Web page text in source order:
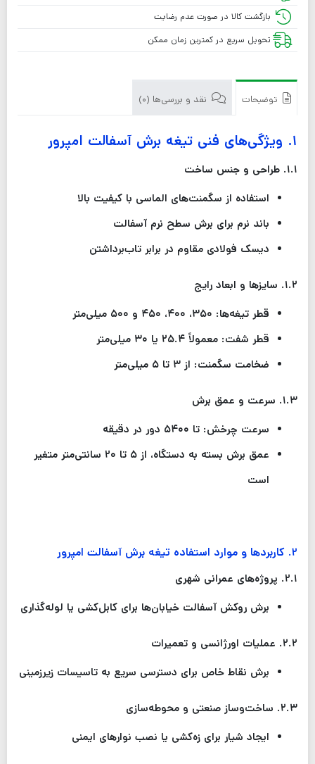
بازگشت کالا در صورت عدم رضایت
تحویل سریع در کمترین زمان ممکن
توضیحات نقد و بررسی‌ها (0)
۱. ویژگی‌های فنی تیغه برش آسفالت امپرور
۱.۱. طراحی و جنس ساخت
استفاده از سگمنت‌های الماسی با کیفیت بالا
باند نرم برای برش سطح نرم آسفالت
دیسک فولادی مقاوم در برابر تاب‌برداشتن
۱.۲. سایزها و ابعاد رایج
قطر تیغه‌ها: ۳۵۰، ۴۰۰، ۴۵۰ و ۵۰۰ میلی‌متر
قطر شفت: معمولاً ۲۵.۴ یا ۳۰ میلی‌متر
ضخامت سگمنت: از ۳ تا ۵ میلی‌متر
۱.۳. سرعت و عمق برش
سرعت چرخش: تا ۵۴۰۰ دور در دقیقه
عمق برش بسته به دستگاه، از ۵ تا ۲۰ سانتی‌متر متغیر
است
۲. کاربردها و موارد استفاده تیغه برش آسفالت امپرور
۲.۱. پروژه‌های عمرانی شهری
برش روکش آسفالت خیابان‌ها برای کابل‌کشی یا لوله‌گذاری
۲.۲. عملیات اورژانسی و تعمیرات
برش نقاط خاص برای دسترسی سریع به تاسیسات زیرزمینی
۲.۳. ساخت‌وساز صنعتی و محوطه‌سازی
ایجاد شیار برای زه‌کشی یا نصب نوارهای ایمنی